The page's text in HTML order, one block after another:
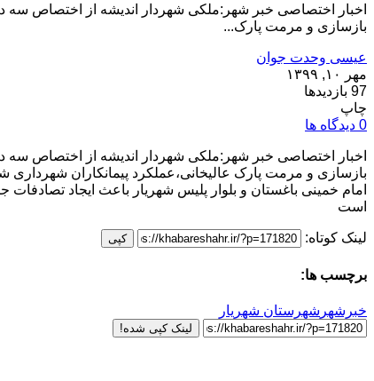
اخبار اختصاصی خبر شهر:ملکی شهردار اندیشه از اختصاص سه
بازسازی و مرمت پارک...
عیسی وحدت جوان
مهر ۱۰, ۱۳۹۹
97 بازدیدها
چاپ
0 دیدگاه ها
اخبار اختصاصی خبر شهر:ملکی شهردار اندیشه از اختصاص سه
بازسازی و مرمت پارک عالیخانی،عملکرد پیمانکاران شهرداری
امام خمینی باغستان و بلوار پلیس شهریار باعث ایجاد تصادفات
است
لینک کوتاه: کپی
برچسب ها:
خبرشهر شهرستان شهریار
لینک کپی شده!